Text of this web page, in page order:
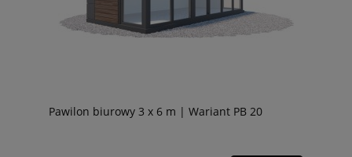
Pawilon biurowy 3 x 6 m | Wariant PB 20